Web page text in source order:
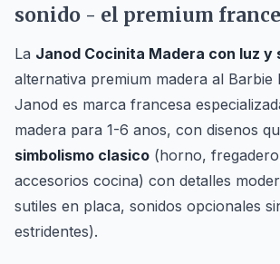
sonido - el premium
La Janod Cocinita Madera con luz y
alternativa premium madera al Barbie
Janod es marca francesa
madera para 1-6 anos, con disenos
simbolismo clasico (horno,
accesorios cocina) con detalles
sutiles en placa, sonidos opcionales
estridentes).